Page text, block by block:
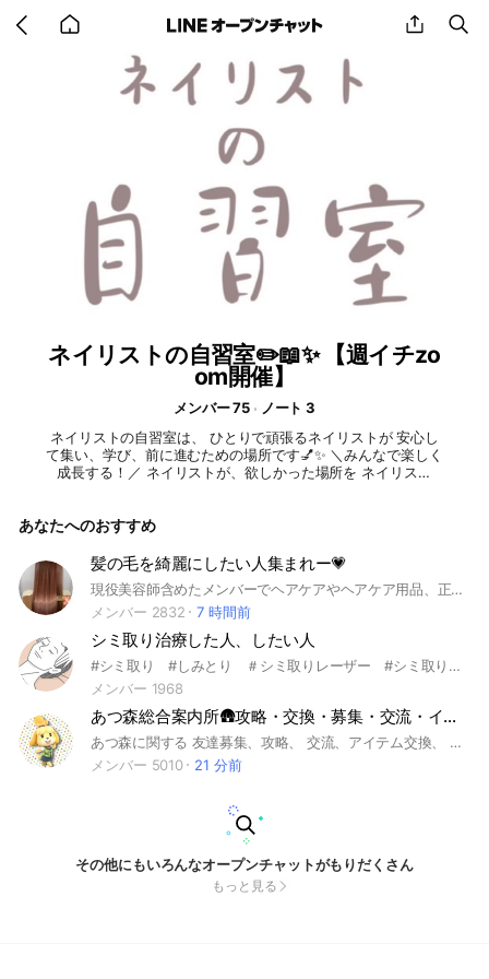
back
home
share
ネイリストの自習室✏️📖✨ 【週イチzo
om開催】
メンバー 75
ノート 3
ネイリストの自習室は、 ひとりで頑張るネイリストが 安心し
て集い、学び、前に進むための場所です💅✨ ＼みんなで楽しく
成長する！／ ネイリストが、欲しかった場所を ネイリスト
☺️ この自習室では、 「安心して話せる環境」をとても大切に
ロン名（勤務の方は勤務形態） 📍 活動エリア を公開した上
で、ご参加いただいています。 どこの誰か分からない状態で
はなく、 顔が見え、背景が分かる関係だからこそ、 信頼関係
が生まれ、 安心して言葉を交わせる場になります✨ ──────
─────── 【ご入室にあたってのお願い】 ────────────
─ 入室時に表示される設問には、 以下の項目を必ずご記入く
ださい👇 ・実名 ・実サロン名（勤務の方は勤務形態） ・活動
エリア ※上記の記載がない場合は、 大変申し訳ありませんが
入室許可ができません🙇‍♀️ あらかじめご了承ください。 ────
───────── 📅 毎週火曜日 21:00〜 Zoomでオンライン自習
室を開催しています✨ （参加の仕方は自由／📷 顔出し必須）
安心できる環境の中で、 仲間とともに、少しずつ前へ🌱 あな
たのご参加を、 楽しみにお待ちしています🥰
あなたへのおすすめ
髪の毛を綺麗にしたい人集まれー💗
現役美容師含めたメンバーでヘアケアやヘアケア用品、正しい毛髪知識や、知って得する豆知識、ヘアスタイルのご相談や口コミなど共有できる環境です！
メンバー 2832
7 時間前
シミ取り治療した人、したい人
#シミ取り #しみとり ＃シミ取りレーザー #シミ取り治療 ＃シミケア
メンバー 1968
あつ森総合案内所🛖攻略・交換・募集・交流・イベント・質問
あつ森に関する 友達募集、攻略、 交流、アイテム交換、 企画イベント、質問など、 総合的な情報共有を中心とした ルームになります。 仲間と楽しく会話して あつ森ライフを深めよう！ 大事なノートを 御一読ください😉 #あつまれどうぶつの森 #どうぶつの森 #あつ森 #動物の森 #動物 #Switch #スイッチ #ゲーム #攻略 #情報 #交換 #募集 #DIY #交流 #通信 #住民 #島 #レシピ #マイデザイン #夢番地 #マリオ #家具 #フレンド #サンリオ #マルチ募集 #ニンダイ #アプデ #どう森 #アイテム #雑談 #任天堂 #ダイレクト #ハッピーホーム #ハッピーホームパラダイス #イラスト #おさわり #ハピパラ #ハピモリ #ハピ森
メンバー 5010
21 分前
その他にもいろんなオープンチャットがもりだくさん
もっと見る